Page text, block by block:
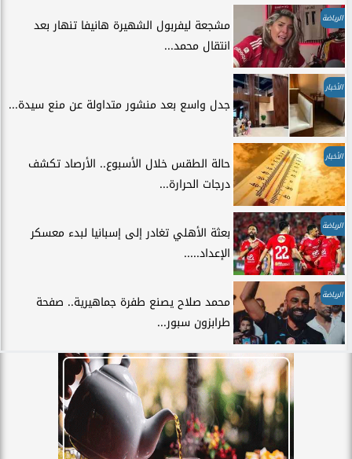
الرياضة
مشجعة ليفربول الشهيرة هانيفا تنهار بعد
انتقال محمد...
الأخبار
جدل واسع بعد منشور متداولة عن منع سيدة...
الأخبار
حالة الطقس خلال الأسبوع.. الأرصاد تكشف
درجات الحرارة...
الرياضة
بعثة الأهلي تغادر إلى إسبانيا لبدء معسكر
الإعداد.....
الرياضة
محمد صلاح يصنع طفرة جماهيرية.. صفحة
طرابزون سبور...